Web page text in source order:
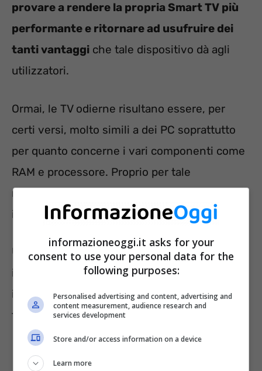
provare a rendere la propria Smart TV più
performante e ritornare ad usufruire dei
tanti vantaggi che tale dispositivo dà agli
utilizzatori.
Ormai, le TV odierne risultano essere, per
certi versi, molto simili a dei PC soprattutto
per quanto concerne i vari componenti come
RAM e processore. Proprio per tale
motivazione, questi dispositivi possono
incappare in diversi errori.
Una funzione che potrebbe far incorrere la TV
in errori la cosiddetta standby. La memoria,
infatti, potrebbe “confondersi” e non
funzionare al meglio.
informazioneoggi.it asks for your
consent to use your personal data for the
following purposes:
Personalised advertising and content, advertising and
content measurement, audience research and
services development
Store and/or access information on a device
Learn more